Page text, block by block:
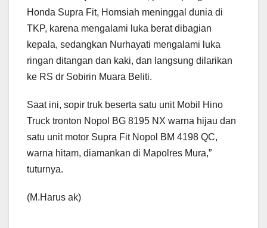
Honda Supra Fit, Homsiah meninggal dunia di
TKP, karena mengalami luka berat dibagian
kepala, sedangkan Nurhayati mengalami luka
ringan ditangan dan kaki, dan langsung dilarikan
ke RS dr Sobirin Muara Beliti.
Saat ini, sopir truk beserta satu unit Mobil Hino
Truck tronton Nopol BG 8195 NX warna hijau dan
satu unit motor Supra Fit Nopol BM 4198 QC,
warna hitam, diamankan di Mapolres Mura,”
tuturnya.
(M.Harus ak)